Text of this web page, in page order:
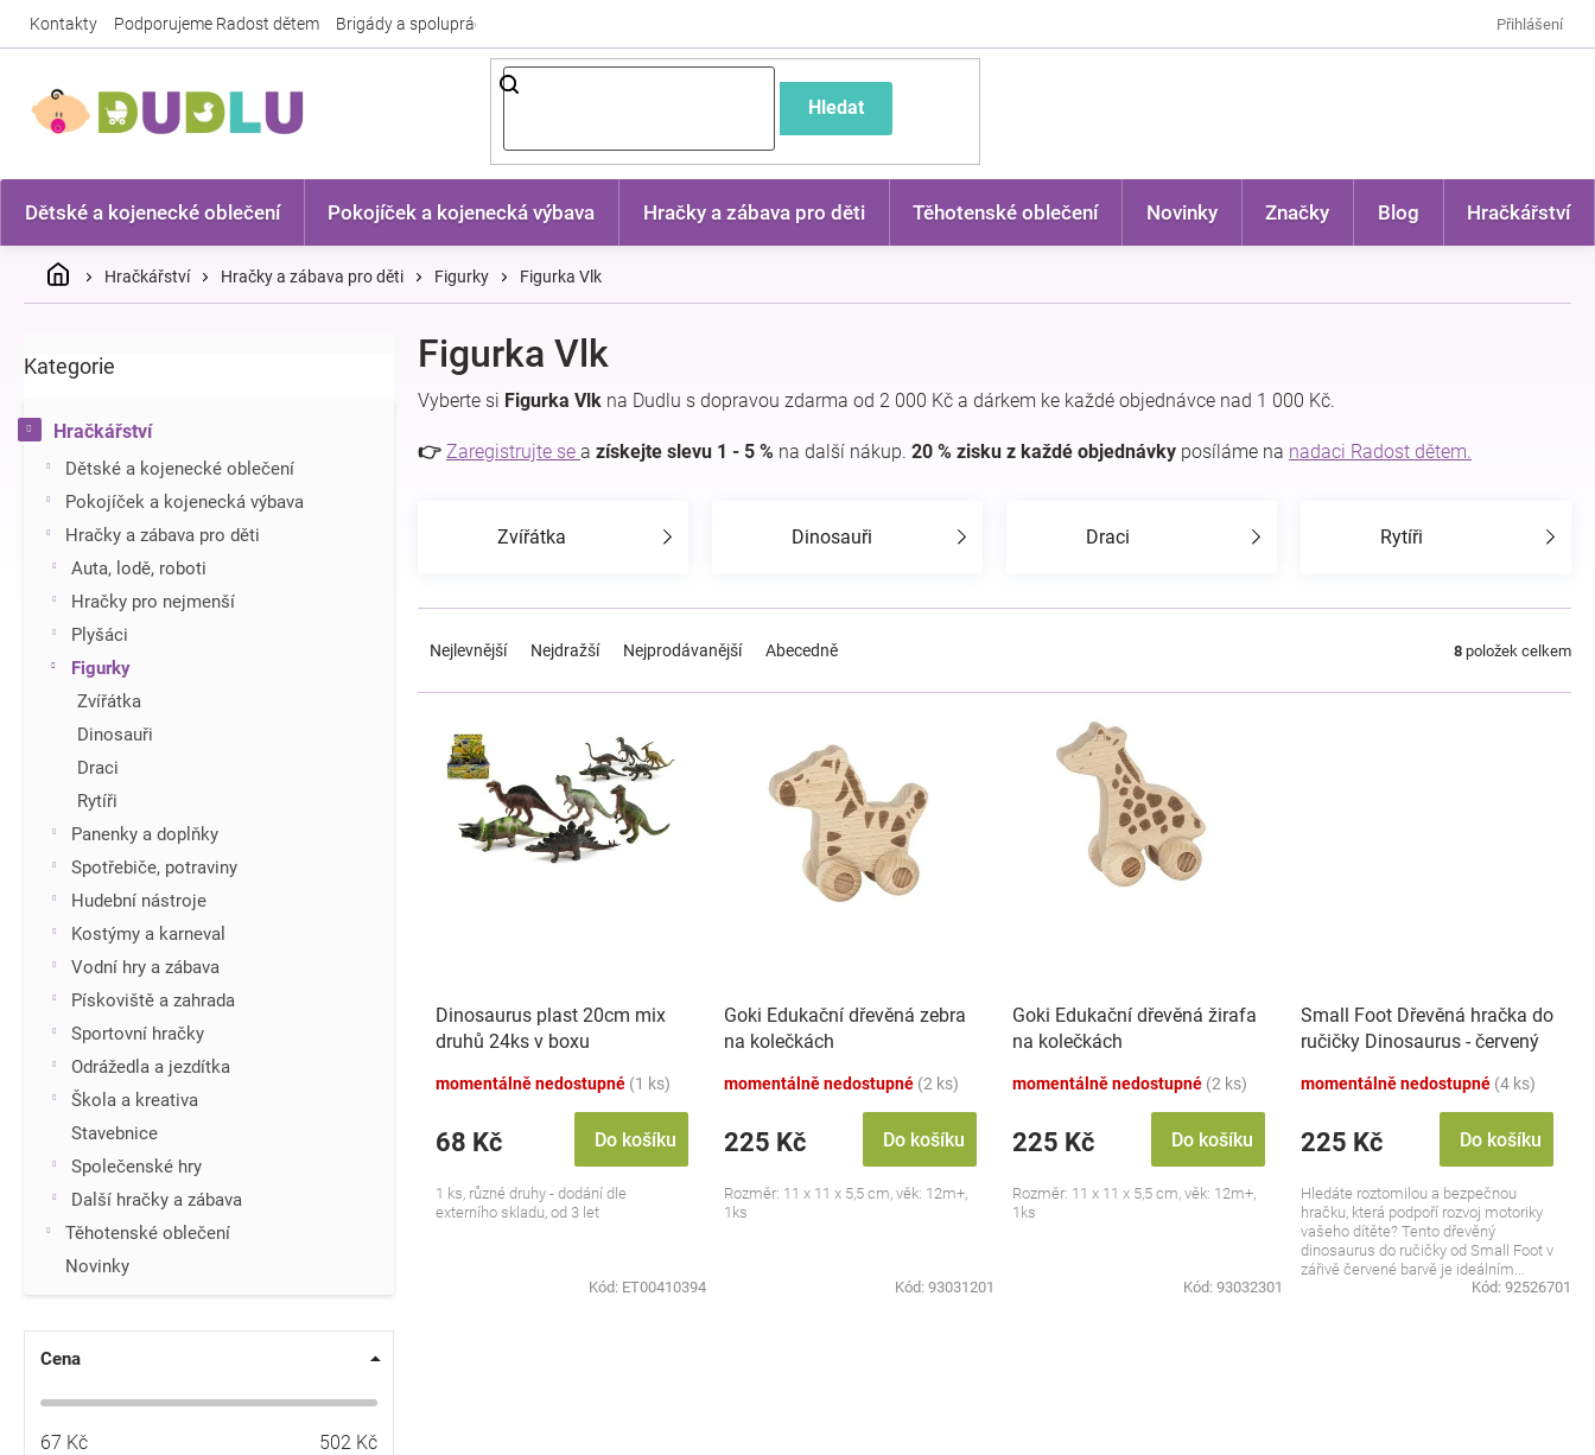
Kontakty Podporujeme Radost dětem Brigády a spolupráce Přihlášení
Hledat
Dětské a kojenecké oblečení Pokojíček a kojenecká výbava Hračky a zábava pro děti Těhotenské oblečení Novinky Značky Blog Hračkářství
DomůHračkářství Hračky a zábava pro děti Figurky Figurka Vlk
o
t
r
Přeskočit
Kategorie
Hračkářství
Dětské a kojenecké oblečení
Pokojíček a kojenecká výbava
Hračky a zábava pro děti
Auta, lodě, roboti
Hračky pro nejmenší
Plyšáci
Figurky
Zvířátka
Dinosauři
Draci
Rytíři
Panenky a doplňky
Spotřebiče, potraviny
Hudební nástroje
Kostýmy a karneval
Vodní hry a zábava
Pískoviště a zahrada
Sportovní hračky
Odrážedla a jezdítka
Škola a kreativa
Stavebnice
Společenské hry
Další hračky a zábava
Těhotenské oblečení
Novinky
Cena
67 Kč 502 Kč
Figurka Vlk
Vyberte si Figurka Vlk na Dudlu s dopravou zdarma od 2 000 Kč a dárkem ke každé objednávce nad 1 000 Kč.
👉 Zaregistrujte se a získejte slevu 1 - 5 % na další nákup. 20 % zisku z každé objednávky posíláme na nadaci Radost dětem.
Zvířátka Dinosauři Draci Rytíři
e
Nejlevnější Nejdražší Nejprodávanější Abecedně 8 položek celkem
Dinosaurus plast 20cm mix
druhů 24ks v boxu
momentálně nedostupné (1 ks)
68 Kč Do košíku
1 ks, různé druhy - dodání dle
externího skladu, od 3 let
Kód: ET00410394
Goki Edukační dřevěná zebra
na kolečkách
momentálně nedostupné (2 ks)
225 Kč Do košíku
Rozměr: 11 x 11 x 5,5 cm, věk: 12m+,
1ks
Kód: 93031201
Goki Edukační dřevěná žirafa
na kolečkách
momentálně nedostupné (2 ks)
225 Kč Do košíku
Rozměr: 11 x 11 x 5,5 cm, věk: 12m+,
1ks
Kód: 93032301
Small Foot Dřevěná hračka do
ručičky Dinosaurus - červený
momentálně nedostupné (4 ks)
225 Kč Do košíku
Hledáte roztomilou a bezpečnou
hračku, která podpoří rozvoj motoriky
vašeho dítěte? Tento dřevěný
dinosaurus do ručičky od Small Foot v
zářivě červené barvě je ideálním...
Kód: 92526701